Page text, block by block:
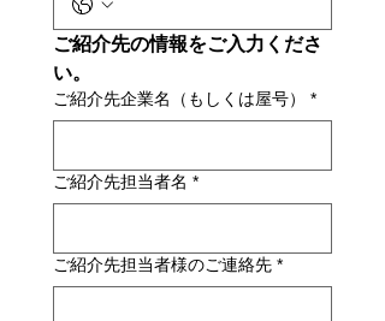
ご紹介先の情報をご入力くださ
い。
ご紹介先企業名（もしくは屋号） *
ご紹介先担当者名 *
ご紹介先担当者様のご連絡先 *